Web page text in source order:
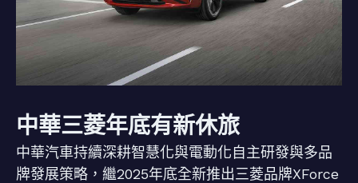
中華三菱年底有新休旅
中華汽車持續深耕智慧化與電動化自主研發與多品
牌發展策略，繼2025年底全新推出三菱品牌XForce